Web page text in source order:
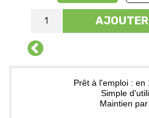
Prêt à l'emploi : en
Simple
Maintien